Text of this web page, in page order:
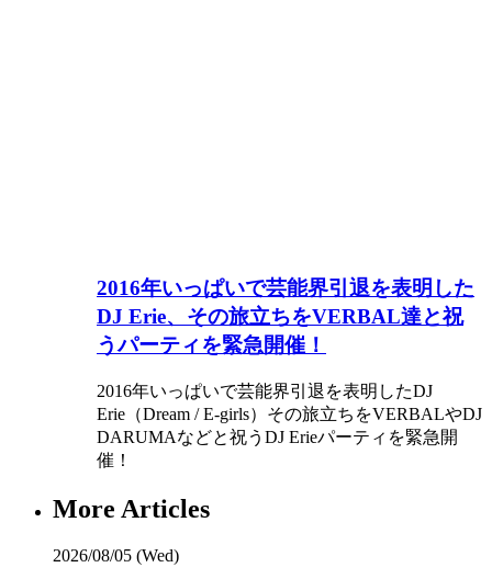
2016年いっぱいで芸能界引退を表明した
DJ Erie、その旅立ちをVERBAL達と祝
うパーティを緊急開催！
2016年いっぱいで芸能界引退を表明したDJ
Erie（Dream / E-girls）その旅立ちをVERBALやDJ
DARUMAなどと祝うDJ Erieパーティを緊急開
催！
More Articles
2026/08/05 (Wed)